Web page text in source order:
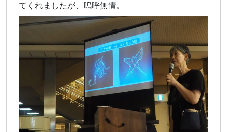
てくれましたが、嗚呼無情。